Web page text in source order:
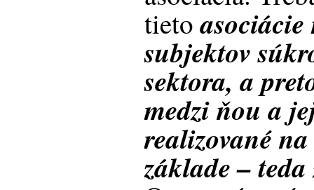
tieto
subjektov
sektora, a
medzi ňou a
realizované
základe –